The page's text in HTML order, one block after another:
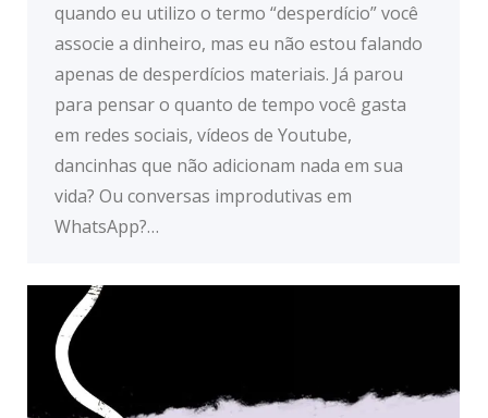
quando eu utilizo o termo “desperdício” você
associe a dinheiro, mas eu não estou falando
apenas de desperdícios materiais. Já parou
para pensar o quanto de tempo você gasta
em redes sociais, vídeos de Youtube,
dancinhas que não adicionam nada em sua
vida? Ou conversas improdutivas em
WhatsApp?…